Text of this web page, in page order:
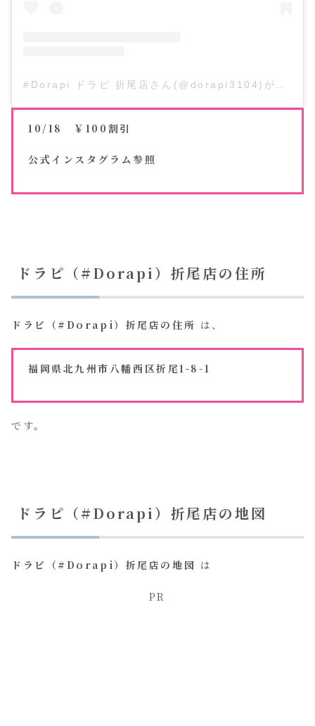
10/18 ￥100割引
公式インスタグラム参照
ドラピ（#Dorapi）折尾店の住所
ドラピ（#Dorapi）折尾店の住所 は、
福岡県北九州市八幡西区折尾1-8-1
です。
ドラピ（#Dorapi）折尾店の地図
ドラピ（#Dorapi）折尾店の地図 は
PR